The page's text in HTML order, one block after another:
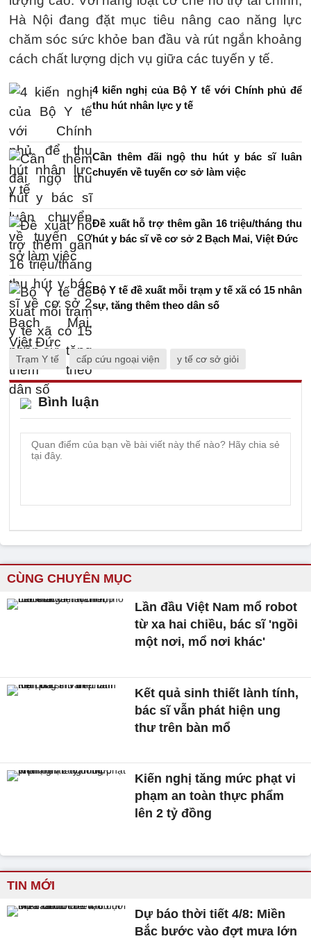
Hà Nội đang đặt mục tiêu nâng cao năng lực
chăm sóc sức khỏe ban đầu và rút ngắn khoảng
cách chất lượng dịch vụ giữa các tuyến y tế.
4 kiến nghị của Bộ Y tế với Chính phủ để
thu hút nhân lực y tế
Cần thêm đãi ngộ thu hút y bác sĩ luân
chuyển về tuyến cơ sở làm việc
Đề xuất hỗ trợ thêm gần 16 triệu/tháng thu
hút y bác sĩ về cơ sở 2 Bạch Mai, Việt Đức
Bộ Y tế đề xuất mỗi trạm y tế xã có 15 nhân
sự, tăng thêm theo dân số
Trạm Y tế cấp cứu ngoại viện y tế cơ sở giỏi
Bình luận
CÙNG CHUYÊN MỤC
Lần đầu Việt Nam mổ robot
từ xa hai chiều, bác sĩ 'ngồi
một nơi, mổ nơi khác'
Kết quả sinh thiết lành tính,
bác sĩ vẫn phát hiện ung
thư trên bàn mổ
Kiến nghị tăng mức phạt vi
phạm an toàn thực phẩm
lên 2 tỷ đồng
TIN MỚI
Dự báo thời tiết 4/8: Miền
Bắc bước vào đợt mưa lớn